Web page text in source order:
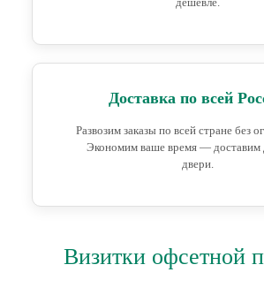
Доставка по всей
Развозим заказы по всей стране без
Экономим ваше время — доставим
двери.
Визитки офсетной